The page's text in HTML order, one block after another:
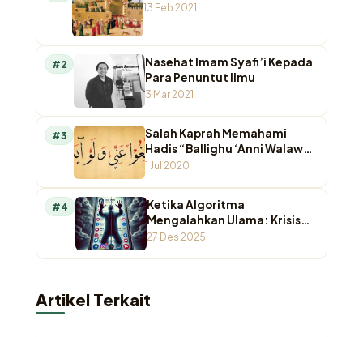
13 Feb 2021
#2
Nasehat Imam Syafi’i Kepada
Para Penuntut Ilmu
3 Mar 2021
#3
Salah Kaprah Memahami
Hadis “Ballighu ‘Anni Walaw
Ayah”
1 Jul 2020
#4
Ketika Algoritma
Mengalahkan Ulama: Krisis
Otoritas Keagamaan di
27 Des 2025
Artikel Terkait